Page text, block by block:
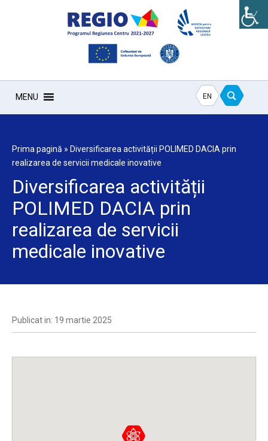
MENU EN
Prima pagină » Diversificarea activității POLIMED DACIA prin
realizarea de servicii medicale inovative
Diversificarea activității
POLIMED DACIA prin
realizarea de servicii
medicale inovative
Publicat in: 19 martie 2025